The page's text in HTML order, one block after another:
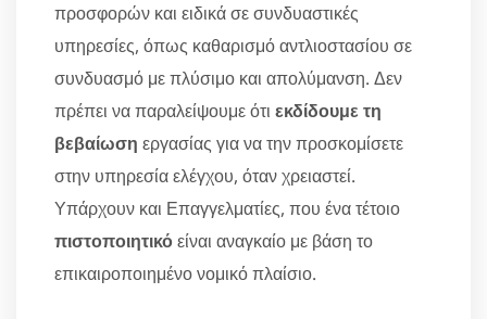
προσφορών και ειδικά σε συνδυαστικές
υπηρεσίες, όπως καθαρισμό αντλιοστασίου σε
συνδυασμό με πλύσιμο και απολύμανση. Δεν
πρέπει να παραλείψουμε ότι εκδίδουμε τη
βεβαίωση εργασίας για να την προσκομίσετε
στην υπηρεσία ελέγχου, όταν χρειαστεί.
Υπάρχουν και Επαγγελματίες, που ένα τέτοιο
πιστοποιητικόείναι αναγκαίο με βάση το
επικαιροποιημένο νομικό πλαίσιο.